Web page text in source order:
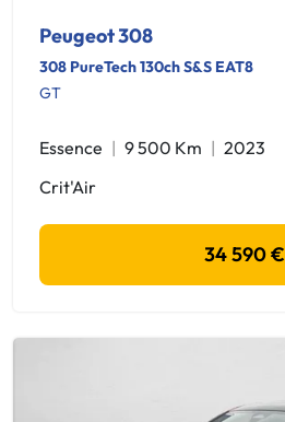
Peugeot 308
308 PureTech 130ch S&S EAT8
GT
Essence 9 500 Km
2023
Crit'Air
34 590 €